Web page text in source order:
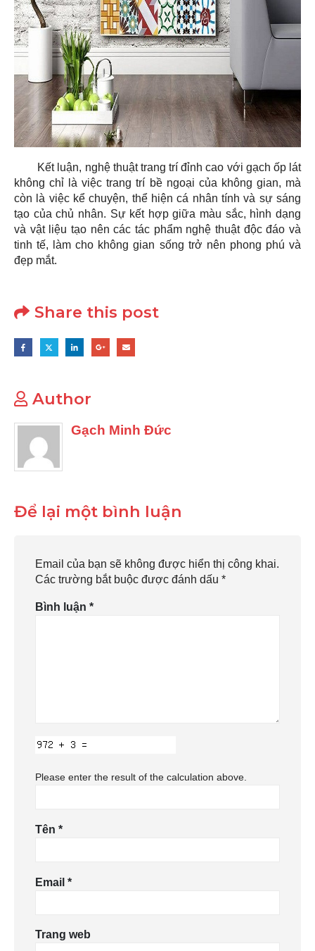
Kết luận, nghệ thuật trang trí đỉnh cao với gạch ốp lát
không chỉ là việc trang trí bề ngoại của không gian, mà
còn là việc kể chuyện, thể hiện cá nhân tính và sự sáng
tạo của chủ nhân. Sự kết hợp giữa màu sắc, hình dạng
và vật liệu tạo nên các tác phẩm nghệ thuật độc đáo và
tinh tế, làm cho không gian sống trở nên phong phú và
đẹp mắt.
Share this post
Author
Gạch Minh Đức
Để lại một bình luận
Email của bạn sẽ không được hiển thị công khai.
Các trường bắt buộc được đánh dấu *
Bình luận *
Please enter the result of the calculation above.
Tên *
Email *
Trang web